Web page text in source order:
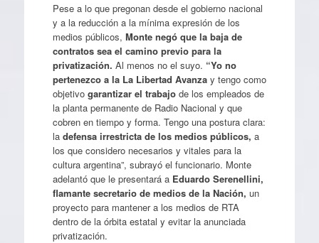
Pese a lo que pregonan desde el gobierno nacional
y a la reducción a la mínima expresión de los
medios públicos, Monte negó que la baja de
contratos sea el camino previo para la
privatización. Al menos no el suyo. “Yo no
pertenezco a la La Libertad Avanzay tengo como
objetivo garantizar el trabajode los empleados de
la planta permanente de Radio Nacional y que
cobren en tiempo y forma. Tengo una postura clara:
la defensa irrestricta de los medios públicos, a
los que considero necesarios y vitales para la
cultura argentina”, subrayó el funcionario. Monte
adelantó que le presentará a Eduardo Serenellini,
flamante secretario de medios de la Nación, un
proyecto para mantener a los medios de RTA
dentro de la órbita estatal y evitar la anunciada
privatización.